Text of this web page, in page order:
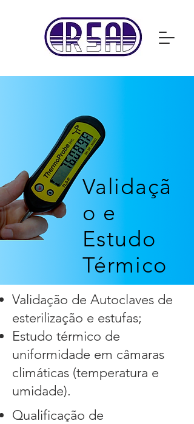
Validaçã
o e
Estudo
Térmico
Validação de Autoclaves de
esterilização e estufas;
Estudo térmico de
uniformidade em câmaras
climáticas (temperatura e
umidade).
Qualificação de